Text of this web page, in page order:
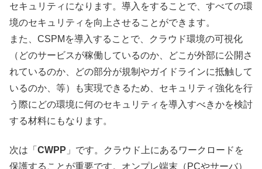
セキュリティになります。導入をすることで、すべての環
境のセキュリティを向上させることができます。
また、CSPMを導入することで、クラウド環境の可視化
（どのサービスが稼働しているのか、どこが外部に公開さ
れているのか、どの部分が規制やガイドラインに抵触して
いるのか、等）も実現できるため、セキュリティ強化を行
う際にどの環境に何のセキュリティを導入すべきかを検討
する材料にもなります。
次は「 CWPP 」です。クラウド上にあるワークロードを
保護することが重要です。オンプレ端末（PCやサーバ）